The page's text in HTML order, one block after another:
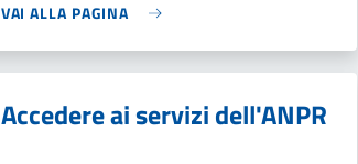
VAI ALLA PAGINA
Accedere ai servizi dell'ANPR